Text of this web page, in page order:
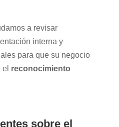
a revisar
interna y
para que su negocio
reconocimiento
sobre el